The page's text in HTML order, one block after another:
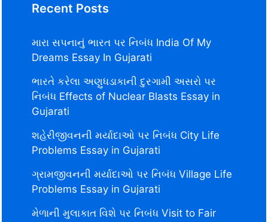
Recent Posts
મારા સપનાનું ભારત પર નિબંધ India Of My
Dreams Essay In Gujarati
ભારતે કરેલા અણુધડાકાની દુરગામી અસરો પર
નિબંધ Effects of Nuclear Blasts Essay in
Gujarati
શહેરીજીવનની મર્યાદાઓ પર નિબંધ City Life
Problems Essay in Gujarati
ગ્રામજીવનની મર્યાદાઓ પર નિબંધ Village Life
Problems Essay in Gujarati
મેળાની મુલાકાત વિશે પર નિબંધ Visit to Fair